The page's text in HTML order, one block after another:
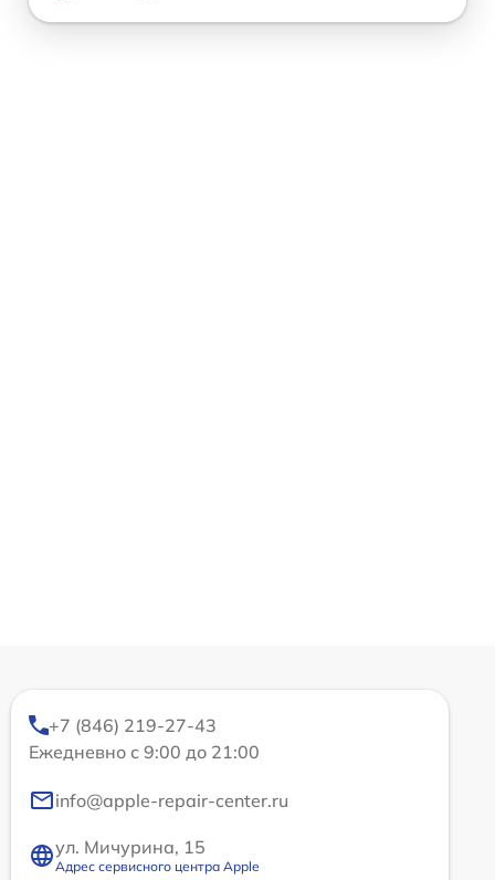
+7 (846) 219-27-43
Ежедневно с 9:00 до 21:00
info@apple-repair-center.ru
ул. Мичурина, 15
Адрес сервисного центра Apple